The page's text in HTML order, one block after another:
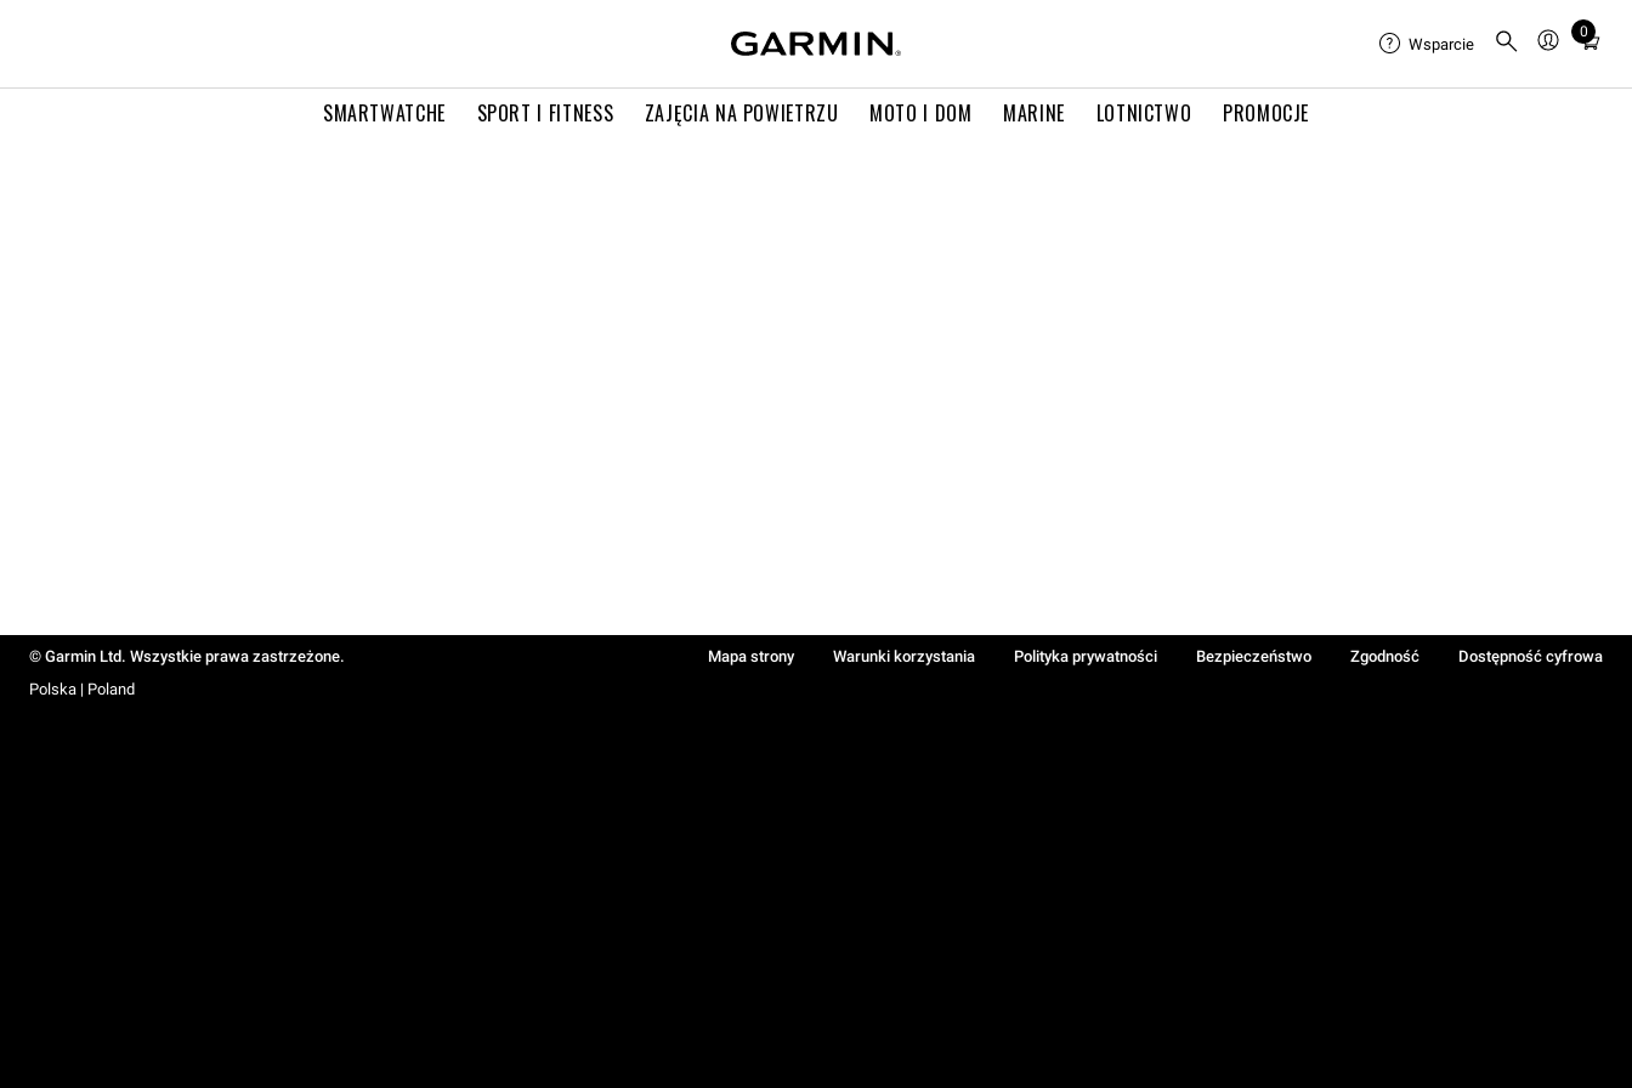
SMARTWATCHE SPORT I FITNESS ZAJĘCIA NA POWIETRZU MOTO I DOM MARINE LOTNICTWO PROMOCJE
Wsparcie
0
Total
in
© Garmin Ltd. Wszystkie prawa zastrzeżone. Mapa strony Warunki korzystania Polityka prywatności Bezpieczeństwo Zgodność
Dostępność cyfrowa
Polska | Poland